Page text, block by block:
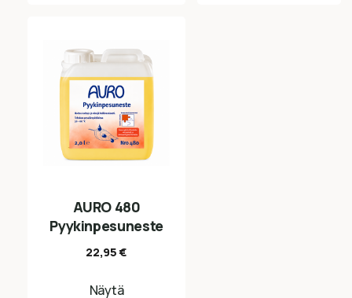
AURO 480
Pyykinpesuneste
22,95€
Näytä